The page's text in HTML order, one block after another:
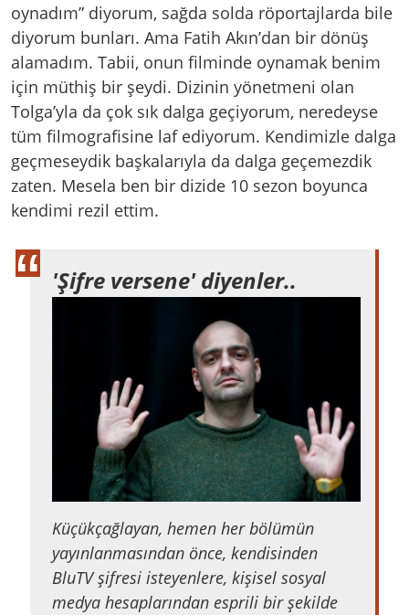
oynadım” diyorum, sağda solda röportajlarda bile
diyorum bunları. Ama Fatih Akın’dan bir dönüş
alamadım. Tabii, onun filminde oynamak benim
için müthiş bir şeydi. Dizinin yönetmeni olan
Tolga’yla da çok sık dalga geçiyorum, neredeyse
tüm filmografisine laf ediyorum. Kendimizle dalga
geçmeseydik başkalarıyla da dalga geçemezdik
zaten. Mesela ben bir dizide 10 sezon boyunca
kendimi rezil ettim.
'Şifre versene' diyenler..
Küçükçağlayan, hemen her bölümün
yayınlanmasından önce, kendisinden
BluTV şifresi isteyenlere, kişisel sosyal
medya hesaplarından esprili bir şekilde